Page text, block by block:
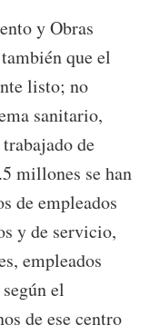
y Obras
que el
listo; no
sanitario,
de
millones se han
de empleados
y de servicio,
empleados
el
de ese centro